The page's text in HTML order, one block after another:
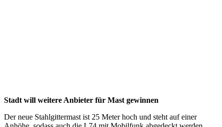
Stadt will weitere Anbieter für Mast gewinnen
Der neue Stahlgittermast ist 25 Meter hoch und steht auf einer